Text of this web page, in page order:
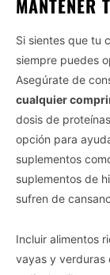
If you wish to
processing of
targeted
section to
opt-out request
interest-based
us or personal
your opt-out.
disclosure of
Downstream
third parties.
MANTENER
Si sientes que tu
siempre puedes
Asegúrate de
cualquier
dosis de
opción para
suplementos
suplementos de
sufren de
Incluir alimentos
vayas y verduras